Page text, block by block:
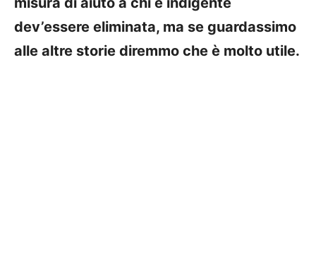
dev’essere eliminata, ma se guardassimo
alle altre storie diremmo che è molto utile.